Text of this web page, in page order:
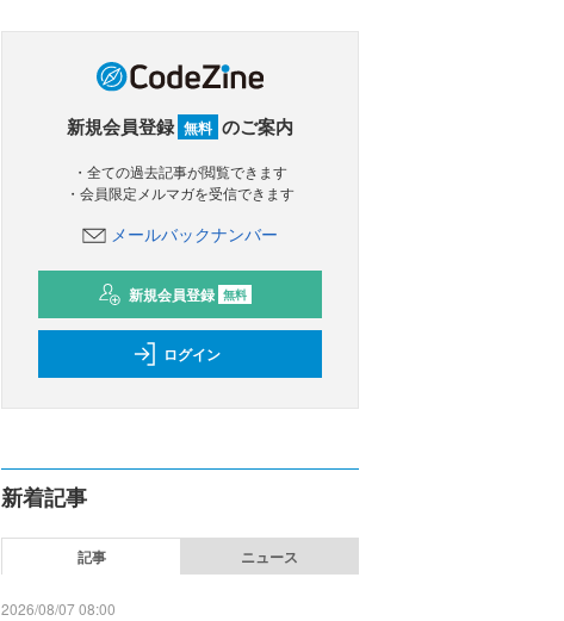
新規会員登録 無料 のご案内
・全ての過去記事が閲覧できます
・会員限定メルマガを受信できます
メールバックナンバー
新規会員登録 無料
ログイン
新着記事
記事 ニュース
2026/08/07 08:00